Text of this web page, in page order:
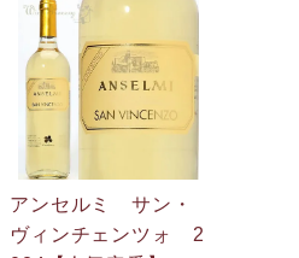
アンセルミ サン・
ヴィンチェンツォ 2